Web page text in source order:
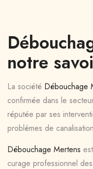
notre
La société Débouchage
confirmée dans le
réputée par ses
problèmes de
Débouchage Mertens
curage professionnel